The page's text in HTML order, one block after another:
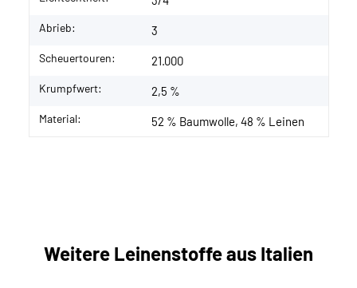
Abrieb: 3
Scheuertouren: 21.000
Krumpfwert: 2,5 %
Material: 52 % Baumwolle, 48 % Leinen
Weitere Leinenstoffe aus Italien